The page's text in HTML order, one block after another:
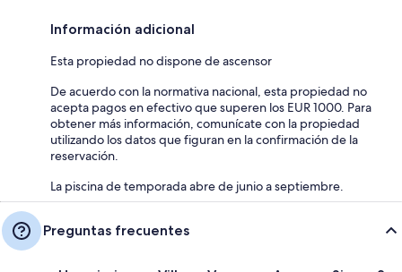
Información adicional
Esta propiedad no dispone de ascensor
De acuerdo con la normativa nacional, esta propiedad no
acepta pagos en efectivo que superen los EUR 1000. Para
obtener más información, comunícate con la propiedad
utilizando los datos que figuran en la confirmación de la
reservación.
La piscina de temporada abre de junio a septiembre.
Preguntas frecuentes